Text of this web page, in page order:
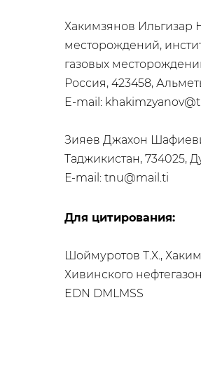
Хакимзянов Ильгизар
месторождений,
газовых
Россия, 423458,
E-mail:
Зияев Джахон
Таджикистан, 734025,
Е-mail: tnu@mail.ti
Для цитирования:
Шоймуротов Т.Х.,
Хивинского
EDN DMLMSS